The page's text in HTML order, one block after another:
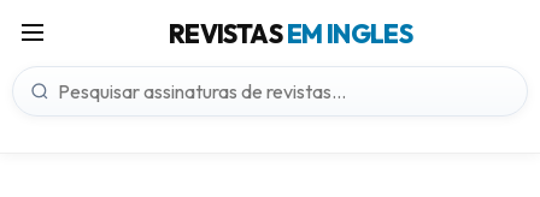
REVISTASEM INGLES